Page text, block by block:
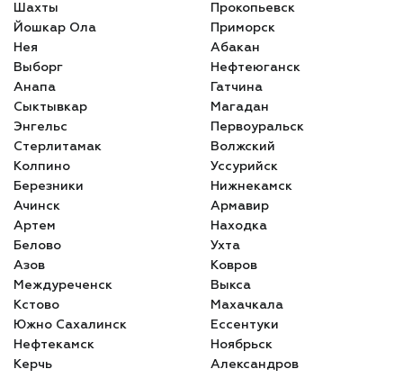
Шахты
Прокопьевск
Йошкар Ола
Приморск
Нея
Абакан
Выборг
Нефтеюганск
Анапа
Гатчина
Сыктывкар
Магадан
Энгельс
Первоуральск
Стерлитамак
Волжский
Колпино
Уссурийск
Березники
Нижнекамск
Ачинск
Армавир
Артем
Находка
Белово
Ухта
Азов
Ковров
Междуреченск
Выкса
Кстово
Махачкала
Южно Сахалинск
Ессентуки
Нефтекамск
Ноябрьск
Керчь
Александров